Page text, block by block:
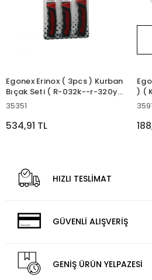
Egonex Erinox ( 3pcs ) Kurban
Bıçak Seti ( R-032k--r-320y-
-r-0403 ) (kemik Sıyırma &
Bıçak)*50
35351
534,91 TL
) (
(
HIZLI TESLİMAT
GÜVENLİ ALIŞVERİŞ
GENİŞ ÜRÜN YELPAZESİ